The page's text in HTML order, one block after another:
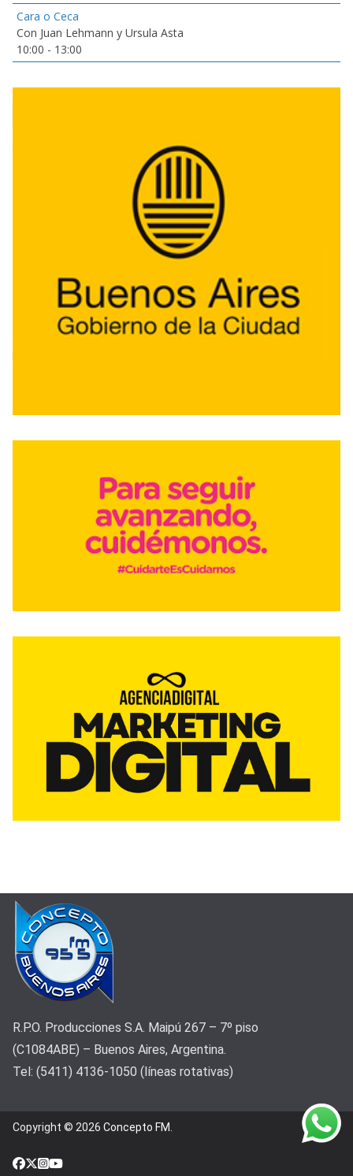
Cara o Ceca
Con Juan Lehmann y Ursula Asta
10:00 - 13:00
R.P.O. Producciones S.A. Maipú 267 – 7º piso
(C1084ABE) – Buenos Aires, Argentina.
Tel: (5411) 4136-1050 (líneas rotativas)
Copyright © 2026 Concepto FM